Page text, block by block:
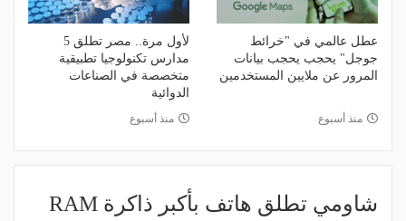
عطل عالمي في "خرائط
جوجل" يحجب يحجب بيانات
المرور عن ملايين المستخدمين
منذ أسبوع
لأول مرة.. مصر تطلق 5
مدارس تكنولوجيا تطبيقية
متخصصة في الصناعات
الدوائية
منذ أسبوع
شاومي تطلق هاتف بأكبر ذاكرة RAM